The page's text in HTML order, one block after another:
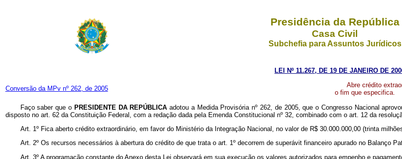
Presidência da República
Casa Civil
Subchefia para Assuntos Jurídicos
LEI Nº 11.267, DE 19 DE JANEIRO DE
Conversão da MPv nº 262, de 2005
Abre crédito
o fim que especifica.
Faço saber que o PRESIDENTE DA REPÚBLICAadotou a Medida Provisória nº 262, de 2005, que o Congresso Nacional
disposto no art. 62 da Constituição Federal, com a redação dada pela Emenda Constitucional nº 32, combinado com o art. 12 da
Art. 1º Fica aberto crédito extraordinário, em favor do Ministério da Integração Nacional, no valor de R$ 30.000.000,00 (trinta
Art. 2º Os recursos necessários à abertura do crédito de que trata o art. 1º decorrem de superávit financeiro apurado no Balanço
Art. 3º A programação constante do Anexo desta Lei observará em sua execução os valores autorizados para empenho e